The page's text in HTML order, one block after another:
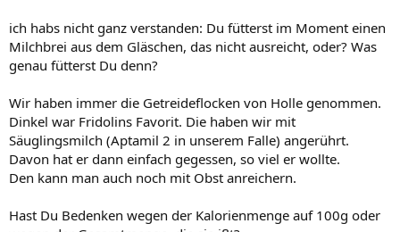
ich habs nicht ganz verstanden: Du fütterst im Moment einen
Milchbrei aus dem Gläschen, das nicht ausreicht, oder? Was
genau fütterst Du denn?
Wir haben immer die Getreideflocken von Holle genommen.
Dinkel war Fridolins Favorit. Die haben wir mit
Säuglingsmilch (Aptamil 2 in unserem Falle) angerührt.
Davon hat er dann einfach gegessen, so viel er wollte.
Den kann man auch noch mit Obst anreichern.
Hast Du Bedenken wegen der Kalorienmenge auf 100g oder